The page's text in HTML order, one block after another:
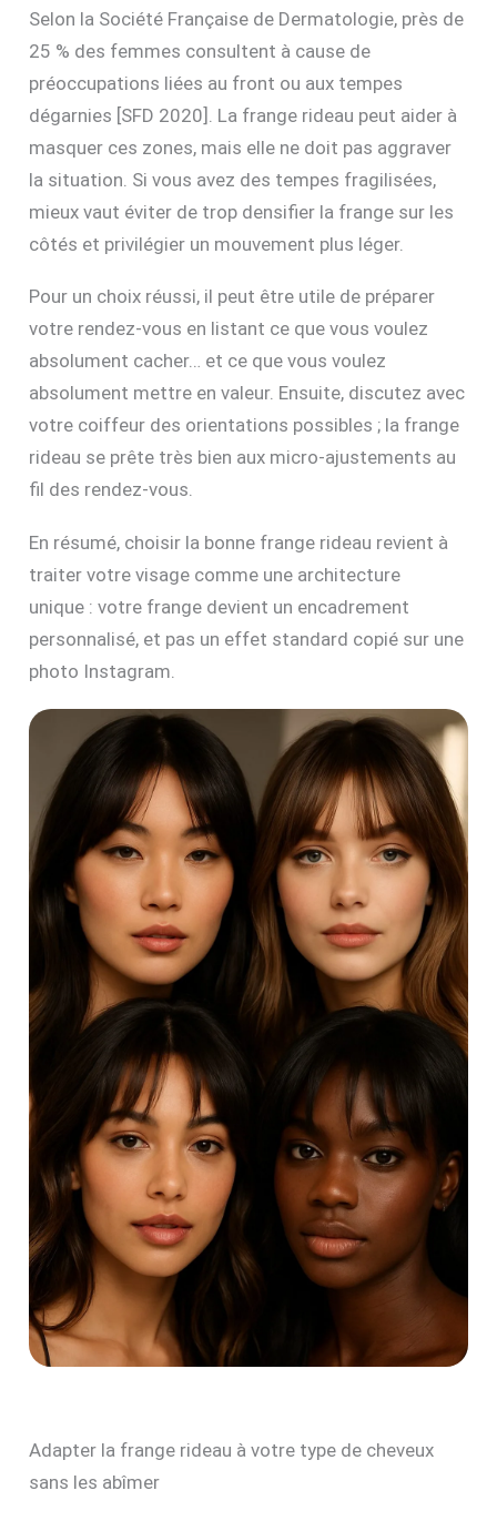
Selon la Société Française de Dermatologie, près de
25 % des femmes consultent à cause de
préoccupations liées au front ou aux tempes
dégarnies [SFD 2020]. La frange rideau peut aider à
masquer ces zones, mais elle ne doit pas aggraver
la situation. Si vous avez des tempes fragilisées,
mieux vaut éviter de trop densifier la frange sur les
côtés et privilégier un mouvement plus léger.
Pour un choix réussi, il peut être utile de préparer
votre rendez-vous en listant ce que vous voulez
absolument cacher… et ce que vous voulez
absolument mettre en valeur. Ensuite, discutez avec
votre coiffeur des orientations possibles ; la frange
rideau se prête très bien aux micro-ajustements au
fil des rendez-vous.
En résumé, choisir la bonne frange rideau revient à
traiter votre visage comme une architecture
unique : votre frange devient un encadrement
personnalisé, et pas un effet standard copié sur une
photo Instagram.
Adapter la frange rideau à votre type de cheveux
sans les abîmer